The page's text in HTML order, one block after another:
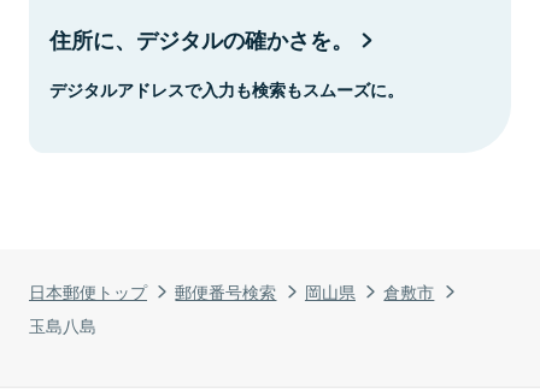
日本郵便トップ 郵便番号検索 岡山県
倉敷市
玉島八島
住所に、デジタルの確かさを。
デジタルアドレスで入力も検索もスムーズに。